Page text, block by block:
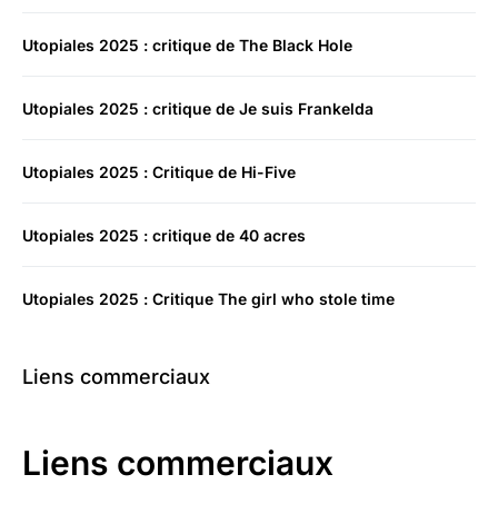
Utopiales 2025 : critique de The Black Hole
Utopiales 2025 : critique de Je suis Frankelda
Utopiales 2025 : Critique de Hi-Five
Utopiales 2025 : critique de 40 acres
Utopiales 2025 : Critique The girl who stole time
Liens commerciaux
Liens commerciaux